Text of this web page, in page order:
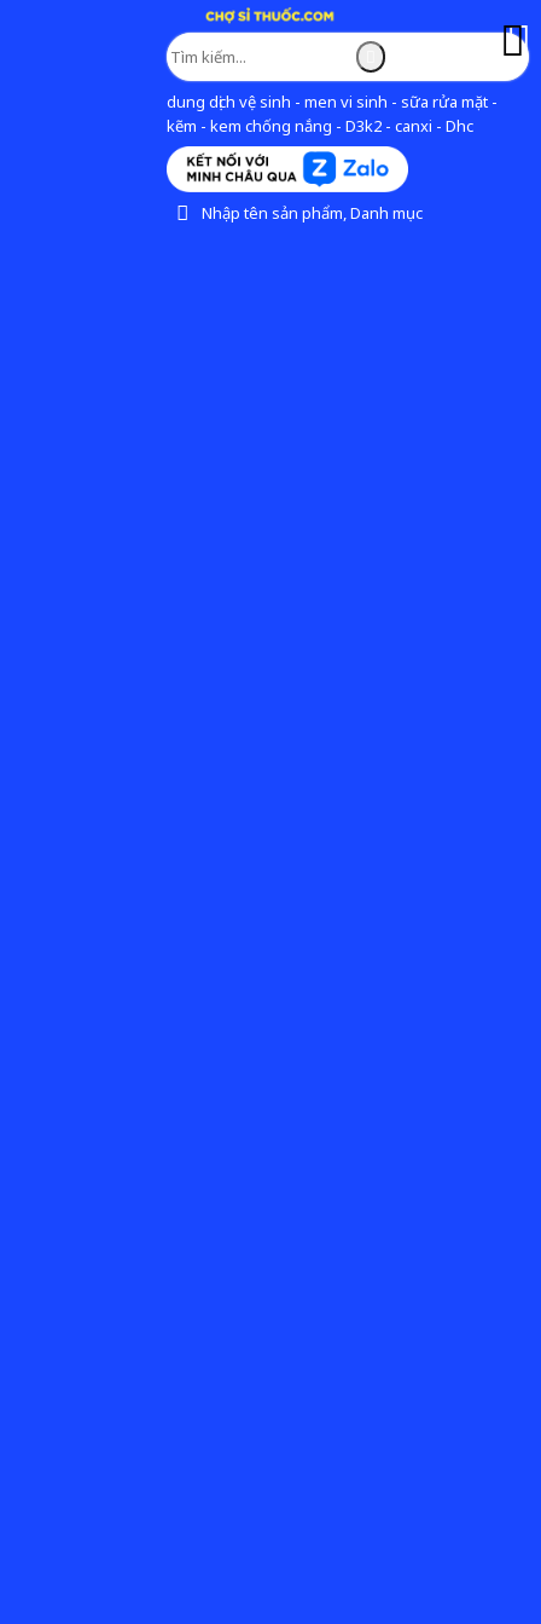
dung dịch vệ sinh - men vi sinh - sữa rửa mặt -
kẽm - kem chống nắng - D3k2 - canxi - Dhc
Nhập tên sản phẩm, Danh mục